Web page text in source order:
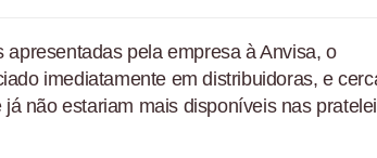
pela empresa à Anvisa, o
imediatamente em distribuidoras, e
não estariam mais disponíveis nas